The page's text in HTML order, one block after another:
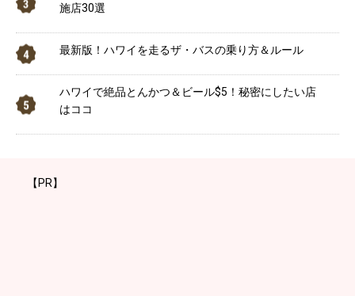
施店30選
最新版！ハワイを走るザ・バスの乗り方＆ルール
ハワイで絶品とんかつ＆ビール$5！秘密にしたい店
はココ
【PR】